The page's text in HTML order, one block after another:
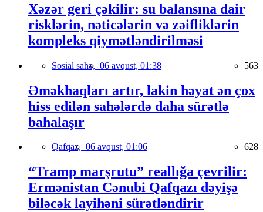
Xəzər geri çəkilir: su balansına dair
risklərin, nəticələrin və zəifliklərin
kompleks qiymətləndirilməsi
Sosial sahə, 06 avqust, 01:38 563
Əməkhaqları artır, lakin həyat ən çox
hiss edilən sahələrdə daha sürətlə
bahalaşır
Qafqaz, 06 avqust, 01:06 628
“Tramp marşrutu” reallığa çevrilir:
Ermənistan Cənubi Qafqazı dəyişə
biləcək layihəni sürətləndirir